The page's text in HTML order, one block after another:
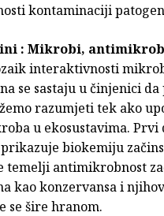
kontaminaciji
: Mikrobi,
interaktivnosti
se sastaju u činjenici da
razumjeti tek ako
u ekosustavima.
biokemiju
temelji antimikrobnost
kao konzervansa i
se šire hranom.